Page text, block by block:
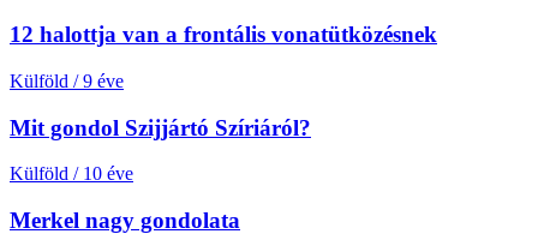
12 halottja van a frontális vonatütközésnek
Külföld / 9 éve
Mit gondol Szijjártó Szíriáról?
Külföld / 10 éve
Merkel nagy gondolata